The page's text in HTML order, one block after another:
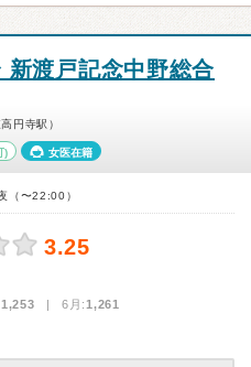
渡戸記念中野総合
円寺駅）
) 女医在籍
（〜22:00）
3.25
1,253 | 6月:1,261